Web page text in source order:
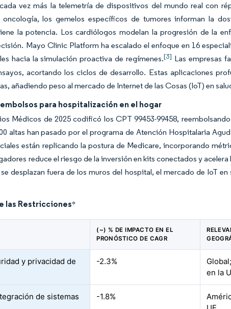
vez más la telemetría de dispositivos del mundo real con
los gemelos específicos de tumores informan la
la potencia. Los cardiólogos modelan la progresión de la
Mayo Clinic Platform ha escalado el enfoque en 16
hacia la simulación proactiva de regímenes.[3] Las empresas
acortando los ciclos de desarrollo. Estas aplicaciones
añadiendo peso al mercado de Internet de las Cosas (IoT) en
para hospitalización en el hogar
Médicos de 2025 codificó los CPT 99453-99458,
altas han pasado por el programa de Atención Hospitalaria
están replicando la postura de Medicare, incorporando
reduce el riesgo de la inversión en kits conectados y
desplazan fuera de los muros del hospital, el mercado de IoT
las Restricciones*
(~) % DE IMPACTO EN EL
PRONÓSTICO DE CAGR
y privacidad de
-2.3%
en la
de sistemas
-1.8%